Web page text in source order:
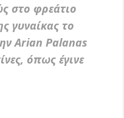
στο φρεάτιο
γυναίκας το
Arian Palanas
όπως έγινε